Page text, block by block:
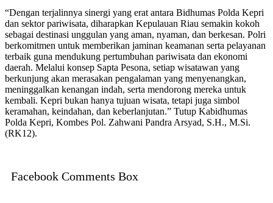
“Dengan terjalinnya sinergi yang erat antara Bidhumas Polda Kepri
dan sektor pariwisata, diharapkan Kepulauan Riau semakin kokoh
sebagai destinasi unggulan yang aman, nyaman, dan berkesan. Polri
berkomitmen untuk memberikan jaminan keamanan serta pelayanan
terbaik guna mendukung pertumbuhan pariwisata dan ekonomi
daerah. Melalui konsep Sapta Pesona, setiap wisatawan yang
berkunjung akan merasakan pengalaman yang menyenangkan,
meninggalkan kenangan indah, serta mendorong mereka untuk
kembali. Kepri bukan hanya tujuan wisata, tetapi juga simbol
keramahan, keindahan, dan keberlanjutan.” Tutup Kabidhumas
Polda Kepri, Kombes Pol. Zahwani Pandra Arsyad, S.H., M.Si.
(RK12).
Facebook Comments Box